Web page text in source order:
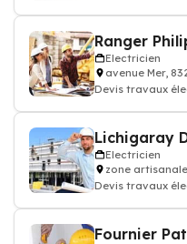
Ranger
Electricien
avenue Mer,
Devis travaux
Lichigaray
Electricien
zone artisanale
Devis travaux
Fournier